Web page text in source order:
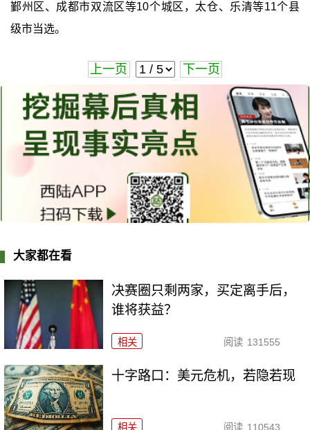
鄞州区、成都市双流区等10个城区，太仓、乐清等11个县
级市当选。
上一页 下一页
大家都在看
决赛圈只剩两家，买定离手后，
谁将获益？
相关 阅读 131555
十字路口：美元危机，若隐若现
相关 阅读 110543